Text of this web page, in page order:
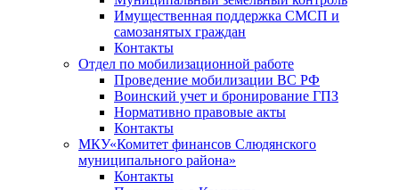
Имущественная поддержка СМСП и
самозанятых граждан
Контакты
Отдел по мобилизационной работе
Проведение мобилизации ВС РФ
Воинский учет и бронирование ГПЗ
Нормативно правовые акты
Контакты
МКУ«Комитет финансов Слюдянского
муниципального района»
Контакты